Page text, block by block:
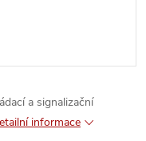
a signalizační
informace